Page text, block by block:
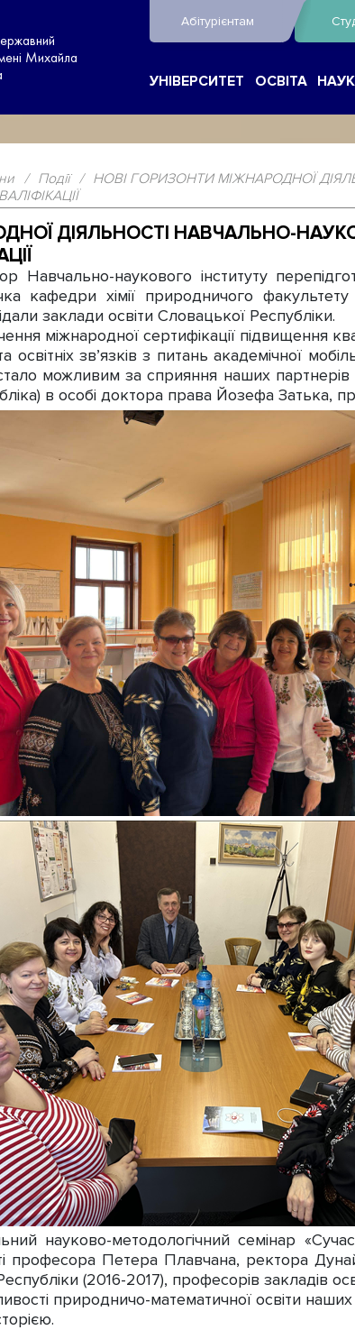
Михайла
Абітурієнтам
УНІВЕРСИТЕТ ОСВІТА
/ Події / НОВІ ГОРИЗОНТИ МІЖНАРОДНОЇ
ДІЯЛЬНОСТІ НАВЧАЛЬНО-
наукового інституту
кафедри хімії природничого
заклади освіти Словацької Республіки.
міжнародної сертифікації підвищення
зв’язків з питань академічної
можливим за сприяння наших партнерів
в особі доктора права Йозефа Затька,
науково-методологічний семінар
професора Петера Плавчана, ректора
(2016-2017), професорів закладів
природничо-математичної освіти наших